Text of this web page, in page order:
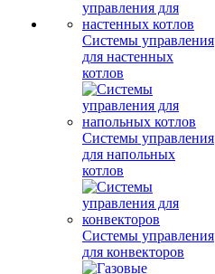
Системы управления
для настенных
котлов
Системы управления
для напольных
котлов
Системы управления
для конвекторов